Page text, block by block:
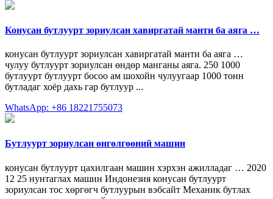
Конусан бутлуурт зориулсан хавиргатай манти ба аяга …
конусан бутлуурт зориулсан хавиргатай манти ба аяга …
чулуу бутлуурт зориулсан өндөр манганы аяга. 250 1000
бутлуурт бутлуурт босоо ам шохойн чулуугаар 1000 тонн
бутладаг хоёр дахь гар бутлуур ...
WhatsApp: +86 18221755073
Бутлуурт зориулсан өнгөлгөөний машин
конусан бутлуурт цахилгаан машин хэрхэн ажилладаг … 2020
12 25 нунтаглах машин Индонезия конусан бутлуурт
зориулсан тос хөргөгч бутлуурын вэбсайт Механик бутлах